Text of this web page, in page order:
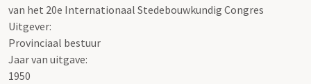
van het 20e Internationaal Stedebouwkundig Congres
Uitgever:
Provinciaal bestuur
Jaar van uitgave:
1950